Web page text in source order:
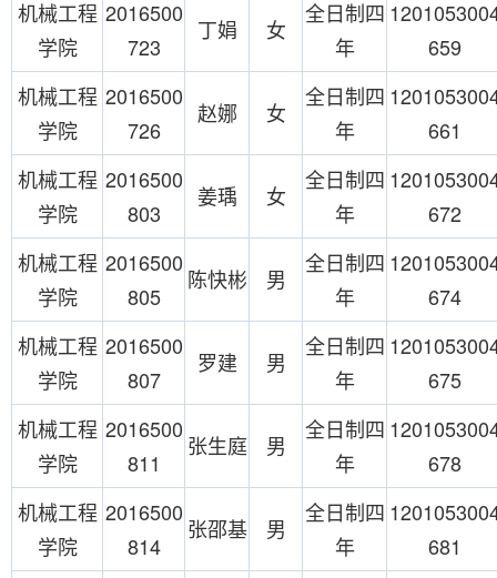
机械工程
学院
2016500
723
丁娟 女
全日制四
年
659
机械工程
学院
2016500
726
赵娜 女
全日制四
年
661
机械工程
学院
2016500
803
姜瑀 女
全日制四
年
672
机械工程
学院
2016500
805
陈快彬 男
全日制四
年
674
机械工程
学院
2016500
807
罗建 男
全日制四
年
675
机械工程
学院
2016500
811
张生庭 男
全日制四
年
678
机械工程
学院
2016500
814
张邵基 男
全日制四
年
681